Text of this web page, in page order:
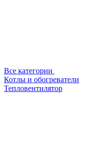
Все категории
Котлы и обогреватели
Тепловентилятор